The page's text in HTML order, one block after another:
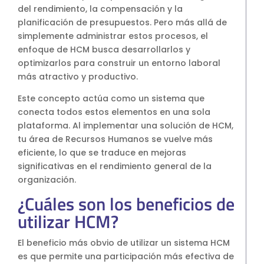
S4HANA Cloud
CONSULTORIA
Consultoria SAP
Consultoria SAP Business One
Consultoria SAP S4HANA Cloud
ÚNETE
¡Más de 400 clientes!
Únete a ellos
del rendimiento, la compensación y la
planificación de presupuestos. Pero más allá de
simplemente administrar estos procesos, el
enfoque de HCM busca desarrollarlos y
optimizarlos para construir un entorno laboral
más atractivo y productivo.
Este concepto actúa como un sistema que
conecta todos estos elementos en una sola
plataforma. Al implementar una solución de HCM,
tu área de Recursos Humanos se vuelve más
eficiente, lo que se traduce en mejoras
significativas en el rendimiento general de la
organización.
¿Cuáles son los beneficios de
utilizar HCM?
El beneficio más obvio de utilizar un sistema HCM
es que permite una participación más efectiva de